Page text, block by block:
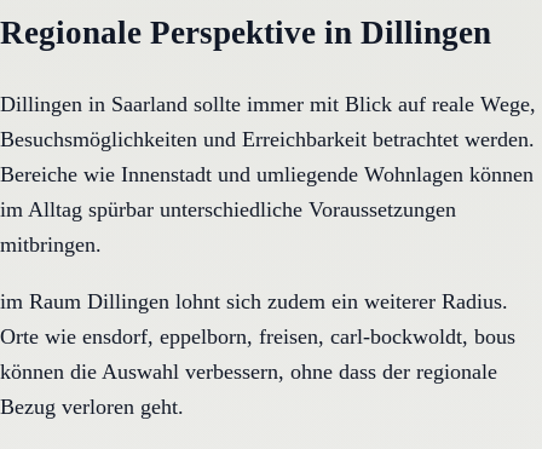
Regionale Perspektive in Dillingen
Dillingen in Saarland sollte immer mit Blick auf reale Wege,
Besuchsmöglichkeiten und Erreichbarkeit betrachtet werden.
Bereiche wie Innenstadt und umliegende Wohnlagen können
im Alltag spürbar unterschiedliche Voraussetzungen
mitbringen.
im Raum Dillingen lohnt sich zudem ein weiterer Radius.
Orte wie ensdorf, eppelborn, freisen, carl-bockwoldt, bous
können die Auswahl verbessern, ohne dass der regionale
Bezug verloren geht.